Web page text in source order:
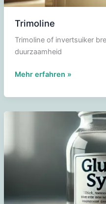
Trimoline
Trimoline of invertsuiker
duurzaamheid
Trimoline
Mehr erfahren »